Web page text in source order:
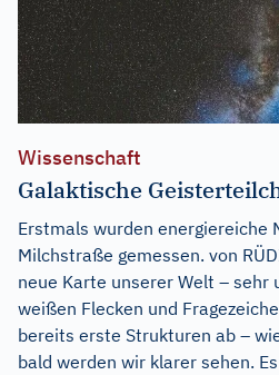
Wissenschaft
Galaktische
Erstmals wurden energiereiche
Milchstraße gemessen. von
neue Karte unserer Welt – sehr
weißen Flecken und
bereits erste Strukturen ab –
bald werden wir klarer sehen.